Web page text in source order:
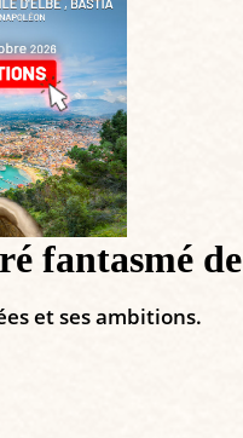
fantasmé
et ses ambitions.